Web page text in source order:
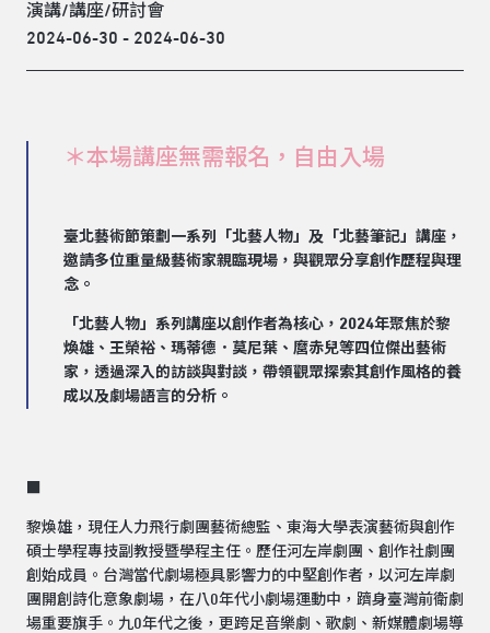
演講/講座/研討會
2024-06-30 - 2024-06-30
＊本場講座無需報名，自由入場
臺北藝術節策劃一系列「北藝人物」及「北藝筆記」講座，
邀請多位重量級藝術家親臨現場，與觀眾分享創作歷程與理
念。
「北藝人物」系列講座以創作者為核心，2024年聚焦於黎
煥雄、王榮裕、瑪蒂德．莫尼葉、麿赤兒等四位傑出藝術
家，透過深入的訪談與對談，帶領觀眾探索其創作風格的養
成以及劇場語言的分析。
黎煥雄，現任人力飛行劇團藝術總監、東海大學表演藝術與創作
碩士學程專技副教授暨學程主任。歷任河左岸劇團、創作社劇團
創始成員。台灣當代劇場極具影響力的中堅創作者，以河左岸劇
團開創詩化意象劇場，在八0年代小劇場運動中，躋身臺灣前衛劇
場重要旗手。九0年代之後，更跨足音樂劇、歌劇、新媒體劇場導